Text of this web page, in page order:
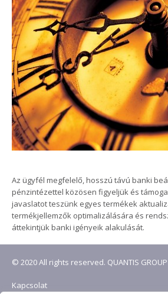
Az ügyfél megfelelő, hosszú távú banki
pénzintézettel közösen figyeljük és
javaslatot teszünk egyes termékek
termékjellemzők optimalizálására és
áttekintjük banki igényeik alakulását.
© 2020 All rights reserved. QUANTIS GROUP
Kapcsolat